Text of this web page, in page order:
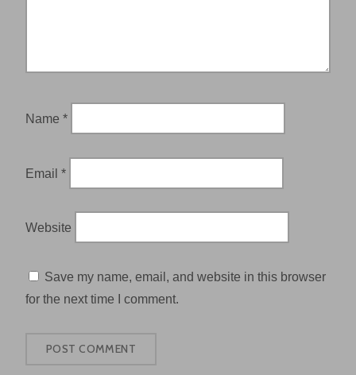
Name *
Email *
Website
Save my name, email, and website in this browser
for the next time I comment.